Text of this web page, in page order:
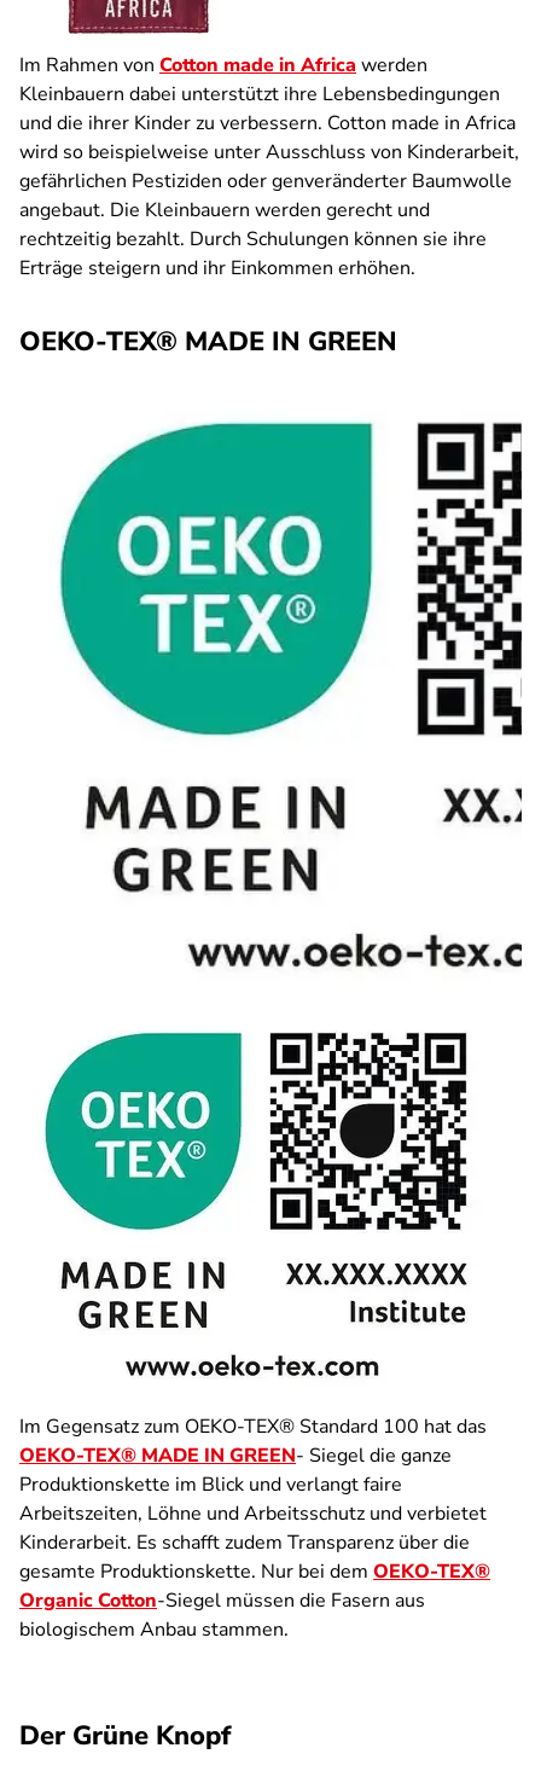
Im Rahmen von Cotton made in Africa werden
Kleinbauern dabei unterstützt ihre Lebensbedingungen
und die ihrer Kinder zu verbessern. Cotton made in Africa
wird so beispielweise unter Ausschluss von Kinderarbeit,
gefährlichen Pestiziden oder genveränderter Baumwolle
angebaut. Die Kleinbauern werden gerecht und
rechtzeitig bezahlt. Durch Schulungen können sie ihre
Erträge steigern und ihr Einkommen erhöhen.
OEKO-TEX® MADE IN GREEN
Im Gegensatz zum OEKO-TEX® Standard 100 hat das
OEKO-TEX® MADE IN GREEN- Siegel die ganze
Produktionskette im Blick und verlangt faire
Arbeitszeiten, Löhne und Arbeitsschutz und verbietet
Kinderarbeit. Es schafft zudem Transparenz über die
gesamte Produktionskette. Nur bei dem OEKO-TEX®
Organic Cotton-Siegel müssen die Fasern aus
biologischem Anbau stammen.
Der Grüne Knopf